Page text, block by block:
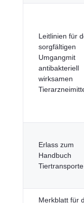
Leitlinien für
sorgfältigen
Umgangmit
antibakteriell
wirksamen
Erlass zum
Handbuch
Tiertransporte
Merkblatt für